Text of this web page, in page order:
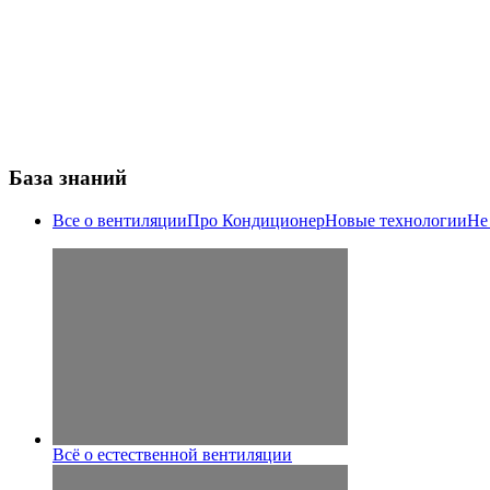
База знаний
Все о вентиляцииПро КондиционерНовые технологииНе
Всё о естественной вентиляции